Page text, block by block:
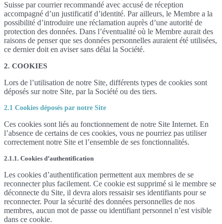
Suisse par courrier recommandé avec accusé de réception
accompagné d’un justificatif d’identité. Par ailleurs, le Membre a la
possibilité d’introduire une réclamation auprès d’une autorité de
protection des données. Dans l’éventualité où le Membre aurait des
raisons de penser que ses données personnelles auraient été utilisées,
ce dernier doit en aviser sans délai la Société.
2. COOKIES
Lors de l’utilisation de notre Site, différents types de cookies sont
déposés sur notre Site, par la Société ou des tiers.
2.1 Cookies déposés par notre Site
Ces cookies sont liés au fonctionnement de notre Site Internet. En
l’absence de certains de ces cookies, vous ne pourriez pas utiliser
correctement notre Site et l’ensemble de ses fonctionnalités.
2.1.1. Cookies d’authentification
Les cookies d’authentification permettent aux membres de se
reconnecter plus facilement. Ce cookie est supprimé si le membre se
déconnecte du Site, il devra alors ressaisir ses identifiants pour se
reconnecter. Pour la sécurité des données personnelles de nos
membres, aucun mot de passe ou identifiant personnel n’est visible
dans ce cookie.